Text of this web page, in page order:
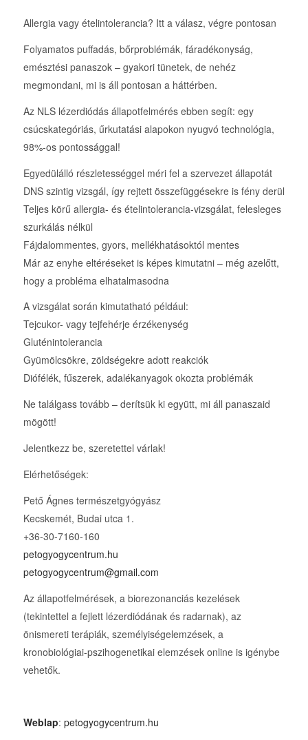
Allergia vagy ételintolerancia? Itt a válasz, végre pontosan
Folyamatos puffadás, bőrproblémák, fáradékonyság,
emésztési panaszok – gyakori tünetek, de nehéz
megmondani, mi is áll pontosan a háttérben.
Az NLS lézerdiódás állapotfelmérés ebben segít: egy
csúcskategóriás, űrkutatási alapokon nyugvó technológia,
98%-os pontossággal!
Egyedülálló részletességgel méri fel a szervezet állapotát
DNS szintig vizsgál, így rejtett összefüggésekre is fény derül
Teljes körű allergia- és ételintolerancia-vizsgálat, felesleges
szurkálás nélkül
Fájdalommentes, gyors, mellékhatásoktól mentes
Már az enyhe eltéréseket is képes kimutatni – még azelőtt,
hogy a probléma elhatalmasodna
A vizsgálat során kimutatható például:
Tejcukor- vagy tejfehérje érzékenység
Gluténintolerancia
Gyümölcsökre, zöldségekre adott reakciók
Diófélék, fűszerek, adalékanyagok okozta problémák
Ne találgass tovább – derítsük ki együtt, mi áll panaszaid
mögött!
Jelentkezz be, szeretettel várlak!
Elérhetőségek:
Pető Ágnes természetgyógyász
Kecskemét, Budai utca 1.
+36-30-7160-160
petogyogycentrum.hu
petogyogycentrum@gmail.com
Az állapotfelmérések, a biorezonanciás kezelések
(tekintettel a fejlett lézerdiódának és radarnak), az
önismereti terápiák, személyiségelemzések, a
kronobiológiai-pszihogenetikai elemzések online is igénybe
vehetők.
Weblap: petogyogycentrum.hu